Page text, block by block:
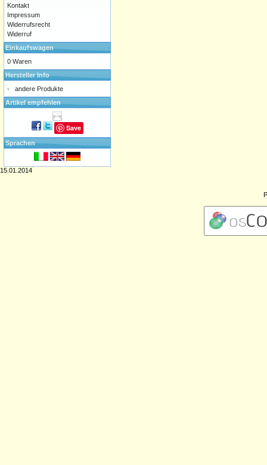
Kontakt
Impressum
Widerrufsrecht
Widerruf
Einkaufswagen
0 Waren
Hersteller Info
-
andere Produkte
Artikel empfehlen
Save
Sprachen
15.01.2014